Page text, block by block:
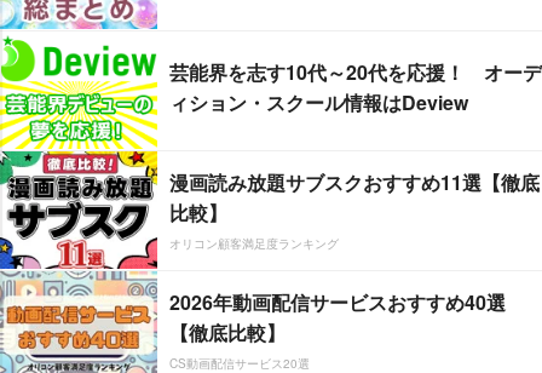
芸能界を志す10代～20代を応援！ オーデ
ィション・スクール情報はDeview
漫画読み放題サブスクおすすめ11選【徹底
比較】
オリコン顧客満足度ランキング
2026年動画配信サービスおすすめ40選
【徹底比較】
CS動画配信サービス20選